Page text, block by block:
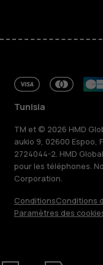
Réparer,
Tunisia
TM et © 2026 HMD
aukio 9, 02600 Espoo,
2724044-2. HMD
pour les téléphones.
Corporation.
ConditionsConditions
Paramètres des